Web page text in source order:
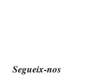
Segueix-nos